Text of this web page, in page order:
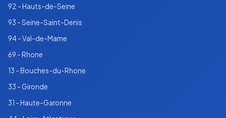
92 - Hauts-de-Seine
93 - Seine-Saint-Denis
94 - Val-de-Marne
69 - Rhone
13 - Bouches-du-Rhone
33 - Gironde
31 - Haute-Garonne